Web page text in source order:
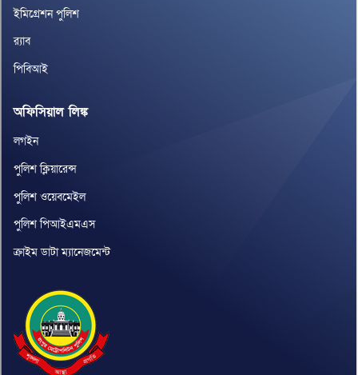
ইমিগ্রেশন পুলিশ
র‌্যাব
পিবিআই
অফিসিয়াল লিঙ্ক
লগইন
পুলিশ ক্লিয়ারেন্স
পুলিশ ওয়েবমেইল
পুলিশ পিআইএমএস
ক্রাইম ডাটা ম্যানেজমেন্ট